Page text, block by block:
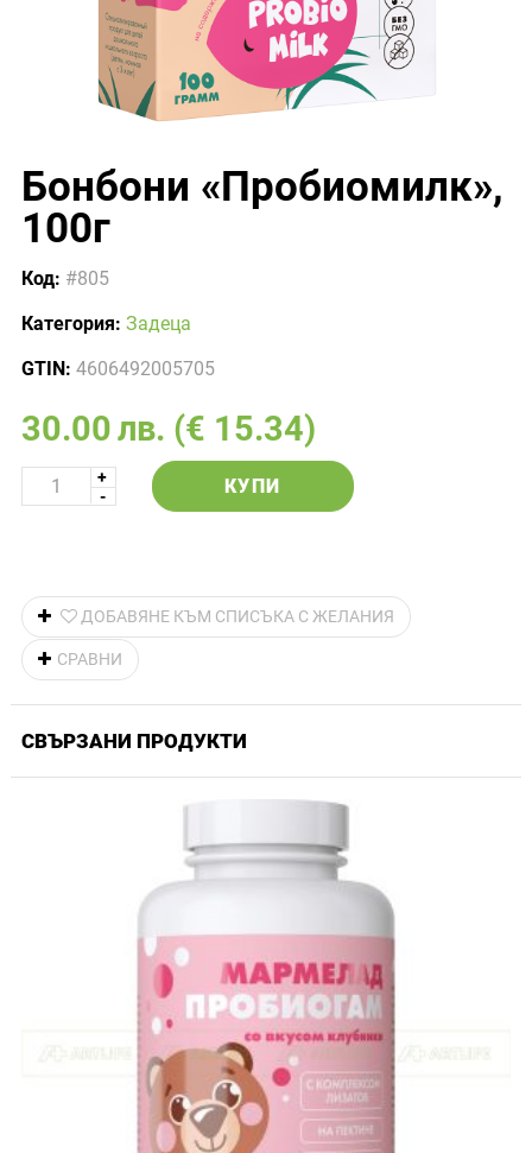
Бонбони «Пробиомилк»,
100г
Код: #805
Категория: Задеца
GTIN: 4606492005705
30.00лв. (€ 15.34)
КУПИ
ДОБАВЯНЕ КЪМ СПИСЪКА С ЖЕЛАНИЯ
СРАВНИ
СВЪРЗАНИ ПРОДУКТИ